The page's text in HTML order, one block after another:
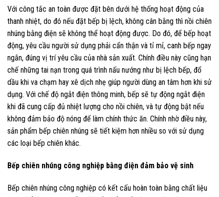
Với công tắc an toàn được đặt bên dưới hệ thống hoạt động của
thanh nhiệt, do đó nếu đặt bếp bị lệch, không cân bằng thì nồi chiên
nhúng bằng điện sẽ không thể hoạt động được. Do đó, để bếp hoạt
động, yêu cầu người sử dụng phải cẩn thận và tỉ mỉ, canh bếp ngay
ngắn, đúng vị trí yêu cầu của nhà sản xuất. Chính điều này cũng hạn
chế những tai nạn trong quá trình nấu nướng như bị lệch bếp, đổ
dầu khi va chạm hay xê dịch nhẹ giúp người dùng an tâm hơn khi sử
dụng. Với chế độ ngắt điện thông minh, bếp sẽ tự động ngắt điện
khi đã cung cấp đủ nhiệt lượng cho nồi chiên, và tự động bật nếu
không đảm bảo độ nóng để làm chính thức ăn. Chính nhờ điều này,
sản phẩm bếp chiên nhúng sẽ tiết kiệm hơn nhiều so với sử dụng
các loại bếp chiên khác.
Bếp chiên nhúng công nghiệp bằng điện đảm bảo vệ sinh
Bếp chiên nhúng công nghiệp có kết cấu hoàn toàn bằng chất liệu